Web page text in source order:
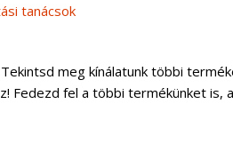
tanácsok
meg kínálatunk többi
Fedezd fel a többi termékünket